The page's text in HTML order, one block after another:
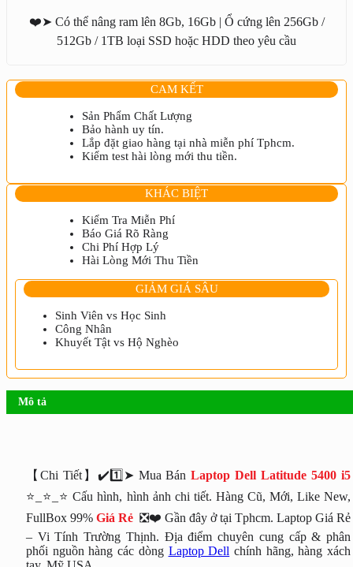
số
❤️➤ Có thể nâng ram lên 8Gb, 16Gb | Ổ cứng lên 256Gb /
512Gb / 1TB loại SSD hoặc HDD theo yêu cầu
CAM KẾT
Sản Phẩm Chất Lượng
Bảo hành uy tín.
Lắp đặt giao hàng tại nhà miễn phí Tphcm.
Kiểm test hài lòng mới thu tiền.
KHÁC BIỆT
Kiểm Tra Miễn Phí
Báo Giá Rõ Ràng
Chi Phí Hợp Lý
Hài Lòng Mới Thu Tiền
GIẢM GIÁ SÂU
Sinh Viên vs Học Sinh
Công Nhân
Khuyết Tật vs Hộ Nghèo
Mô tả
【Chi Tiết】✔️1️⃣➤ Mua BánLaptop Dell Latitude 5400 i5
⭐_⭐_⭐ Cấu hình, hình ảnh chi tiết. Hàng Cũ, Mới, Like New,
FullBox 99% Giá Rẻ ❎❤️ Gần đây ở tại Tphcm. Laptop Giá Rẻ
– Vi Tính Trường Thịnh. Địa điểm chuyên cung cấp & phân
phối nguồn hàng các dòng Laptop Dell chính hãng, hàng xách